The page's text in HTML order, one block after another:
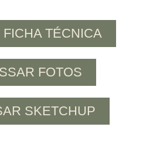
TÉCNICA
FOTOS
SKETCHUP